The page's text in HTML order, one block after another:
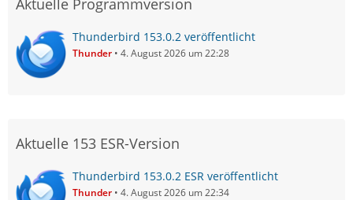
Aktuelle Programmversion
Thunderbird 153.0.2 veröffentlicht
Thunder 4. August 2026 um 22:28
Aktuelle 153 ESR-Version
Thunderbird 153.0.2 ESR veröffentlicht
Thunder 4. August 2026 um 22:34